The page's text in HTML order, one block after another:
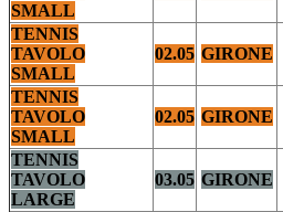
SMALL
TENNIS
TAVOLO
SMALL
02.05 GIRONE
TENNIS
TAVOLO
SMALL
02.05 GIRONE
TENNIS
TAVOLO
LARGE
03.05 GIRONE